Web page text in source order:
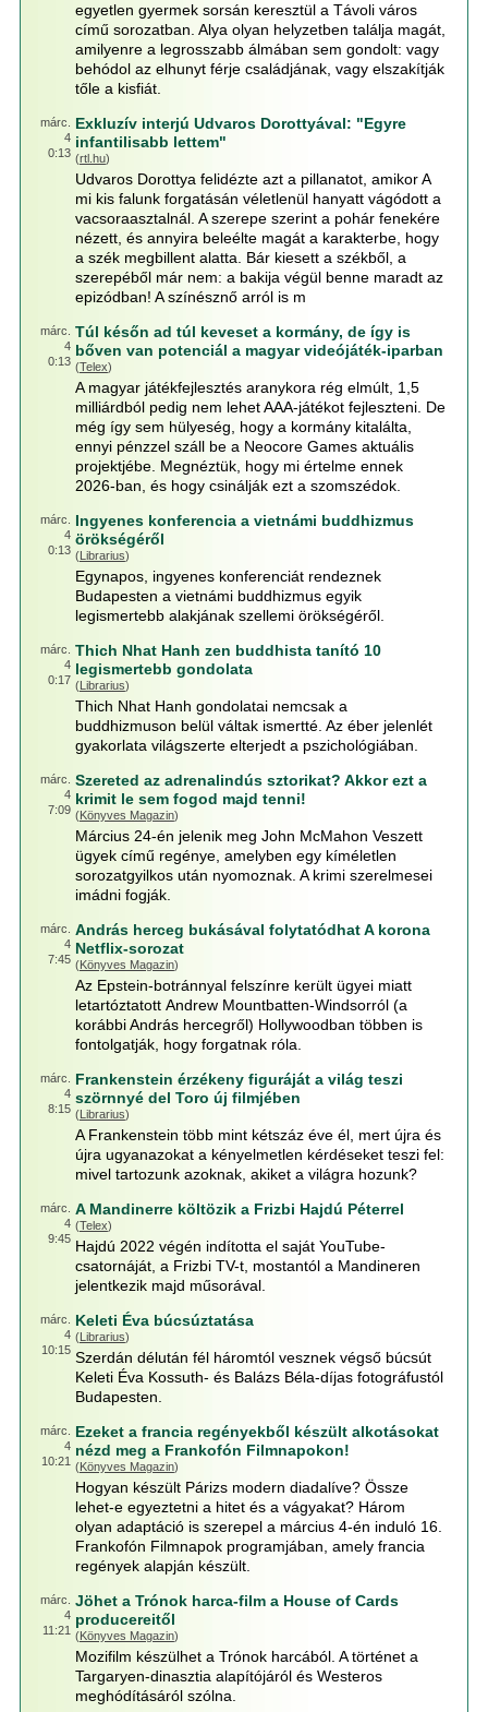
egyetlen gyermek sorsán keresztül a Távoli város
című sorozatban. Alya olyan helyzetben találja magát,
amilyenre a legrosszabb álmában sem gondolt: vagy
behódol az elhunyt férje családjának, vagy elszakítják
tőle a kisfiát.
márc.
4
0:13
Exkluzív interjú Udvaros Dorottyával: "Egyre
infantilisabb lettem"
(rtl.hu)
Udvaros Dorottya felidézte azt a pillanatot, amikor A
mi kis falunk forgatásán véletlenül hanyatt vágódott a
vacsoraasztalnál. A szerepe szerint a pohár fenekére
nézett, és annyira beleélte magát a karakterbe, hogy
a szék megbillent alatta. Bár kiesett a székből, a
szerepéből már nem: a bakija végül benne maradt az
epizódban! A színésznő arról is m
márc.
4
0:13
Túl későn ad túl keveset a kormány, de így is
bőven van potenciál a magyar videójáték-iparban
(Telex)
A magyar játékfejlesztés aranykora rég elmúlt, 1,5
milliárdból pedig nem lehet AAA-játékot fejleszteni. De
még így sem hülyeség, hogy a kormány kitalálta,
ennyi pénzzel száll be a Neocore Games aktuális
projektjébe. Megnéztük, hogy mi értelme ennek
2026-ban, és hogy csinálják ezt a szomszédok.
márc.
4
0:13
Ingyenes konferencia a vietnámi buddhizmus
örökségéről
(Librarius)
Egynapos, ingyenes konferenciát rendeznek
Budapesten a vietnámi buddhizmus egyik
legismertebb alakjának szellemi örökségéről.
márc.
4
0:17
Thich Nhat Hanh zen buddhista tanító 10
legismertebb gondolata
(Librarius)
Thich Nhat Hanh gondolatai nemcsak a
buddhizmuson belül váltak ismertté. Az éber jelenlét
gyakorlata világszerte elterjedt a pszichológiában.
márc.
4
7:09
Szereted az adrenalindús sztorikat? Akkor ezt a
krimit le sem fogod majd tenni!
(Könyves Magazin)
Március 24-én jelenik meg John McMahon Veszett
ügyek című regénye, amelyben egy kíméletlen
sorozatgyilkos után nyomoznak. A krimi szerelmesei
imádni fogják.
márc.
4
7:45
András herceg bukásával folytatódhat A korona
Netflix-sorozat
(Könyves Magazin)
Az Epstein-botránnyal felszínre került ügyei miatt
letartóztatott Andrew Mountbatten-Windsorról (a
korábbi András hercegről) Hollywoodban többen is
fontolgatják, hogy forgatnak róla.
márc.
4
8:15
Frankenstein érzékeny figuráját a világ teszi
szörnnyé del Toro új filmjében
(Librarius)
A Frankenstein több mint kétszáz éve él, mert újra és
újra ugyanazokat a kényelmetlen kérdéseket teszi fel:
mivel tartozunk azoknak, akiket a világra hozunk?
márc.
4
9:45
A Mandinerre költözik a Frizbi Hajdú Péterrel
(Telex)
Hajdú 2022 végén indította el saját YouTube-
csatornáját, a Frizbi TV-t, mostantól a Mandineren
jelentkezik majd műsorával.
márc.
4
10:15
Keleti Éva búcsúztatása
(Librarius)
Szerdán délután fél háromtól vesznek végső búcsút
Keleti Éva Kossuth- és Balázs Béla-díjas fotográfustól
Budapesten.
márc.
4
10:21
Ezeket a francia regényekből készült alkotásokat
nézd meg a Frankofón Filmnapokon!
(Könyves Magazin)
Hogyan készült Párizs modern diadalíve? Össze
lehet-e egyeztetni a hitet és a vágyakat? Három
olyan adaptáció is szerepel a március 4-én induló 16.
Frankofón Filmnapok programjában, amely francia
regények alapján készült.
márc.
4
11:21
Jöhet a Trónok harca-film a House of Cards
producereitől
(Könyves Magazin)
Mozifilm készülhet a Trónok harcából. A történet a
Targaryen-dinasztia alapítójáról és Westeros
meghódításáról szólna.